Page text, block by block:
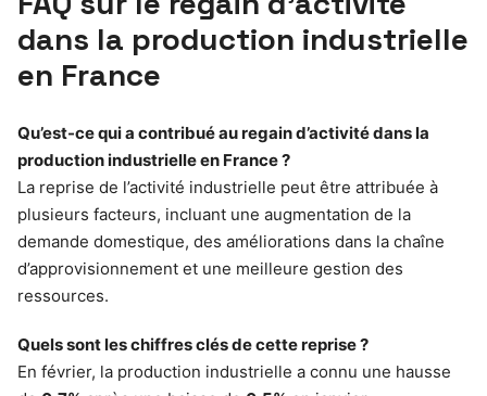
dans la production industrielle
en France
Qu’est-ce qui a contribué au regain d’activité dans la
production industrielle en France ?
La reprise de l’activité industrielle peut être attribuée à
plusieurs facteurs, incluant une augmentation de la
demande domestique, des améliorations dans la chaîne
d’approvisionnement et une meilleure gestion des
ressources.
Quels sont les chiffres clés de cette reprise ?
En février, la production industrielle a connu une hausse